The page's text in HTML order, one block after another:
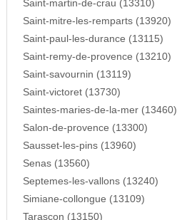
Saint-martin-de-crau (13310)
Saint-mitre-les-remparts (13920)
Saint-paul-les-durance (13115)
Saint-remy-de-provence (13210)
Saint-savournin (13119)
Saint-victoret (13730)
Saintes-maries-de-la-mer (13460)
Salon-de-provence (13300)
Sausset-les-pins (13960)
Senas (13560)
Septemes-les-vallons (13240)
Simiane-collongue (13109)
Tarascon (13150)